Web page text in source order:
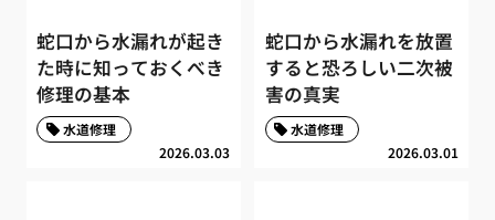
蛇口から水漏れが起き
た時に知っておくべき
修理の基本
2026.03.03
水道修理
蛇口から水漏れを放置
すると恐ろしい二次被
害の真実
2026.03.01
水道修理